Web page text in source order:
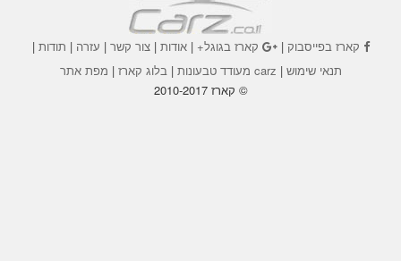
קארז בפייסבוק| קארז בגוגל+|אודות |צור קשר | עזרה | תודות |
תנאי שימוש | carz מעודד טבעונות | בלוג קארז | מפת אתר
© קארז 2010-2017